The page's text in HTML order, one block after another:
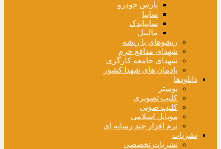
پارس خودرو
سایپا
سایپایدک
مالیبل
ریشوهای با ریشه
شهدای مدافع حرم
شهدای جامعه کارگری
یادمان های شهدا کشور
دانلودها
پوستر
کلیپ تصویری
کلیپ صوتی
موبایل اسلامی
نرم افزار چند رسانه ای
نشریات
نشریات تخصصی